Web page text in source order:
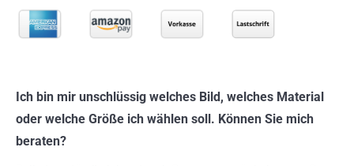
Ich bin mir unschlüssig welches Bild, welches Material
oder welche Größe ich wählen soll. Können Sie mich
beraten?